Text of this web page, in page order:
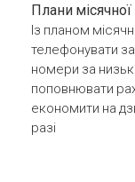
Плани
Із планом
телефонувати за
номери за
поповнювати
економити на
разі